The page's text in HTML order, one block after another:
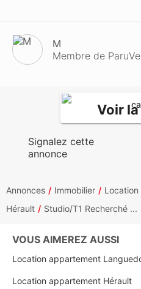
M
Membre de
Voir
Signalez cette
annonce
Annonces Immobilier Location
Hérault
Studio/T1 Recherché ...
VOUS AIMEREZ AUSSI
Location appartement
Location appartement Hérault